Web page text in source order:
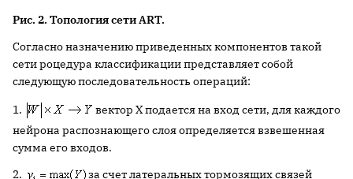
Рис. 2. Топология сети ART.
Согласно назначению приведенных компонентов такой
сети роцедура классификации представляет собой
следующую последовательность операций:
1.
вектор X подается на вход сети, для каждого
нейрона распознающего слоя определяется взвешенная
сумма его входов.
2.
за счет латеральных тормозящих связей